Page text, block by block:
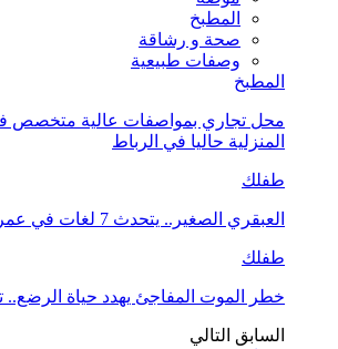
المطبخ
صحة و رشاقة
وصفات طبيعية
المطبخ
محل تجاري بمواصفات عالية متخصص في
المنزلية حاليا في الرباط
طفلك
العبقري الصغير.. يتحدث 7 لغات في عمر الرابعة
طفلك
خطر الموت المفاجئ يهدد حياة الرضع..
السابق التالي